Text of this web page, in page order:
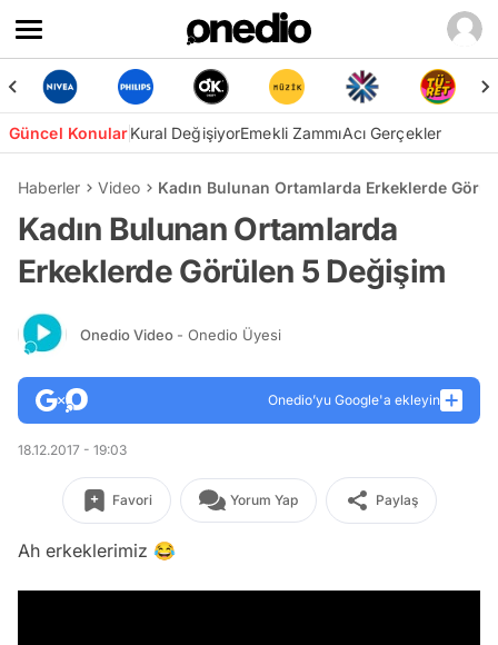
Güncel KonularKural DeğişiyorEmekli ZammıAcı Gerçekler
Haberler Video Kadın Bulunan Ortamlarda Erkeklerde
Kadın Bulunan Ortamlarda
Erkeklerde Görülen 5 Değişim
Onedio Video - Onedio Üyesi
Onedio’yu Google'a ekleyin
18.12.2017 - 19:03
Favori Yorum Yap Paylaş
Ah erkeklerimiz 😂